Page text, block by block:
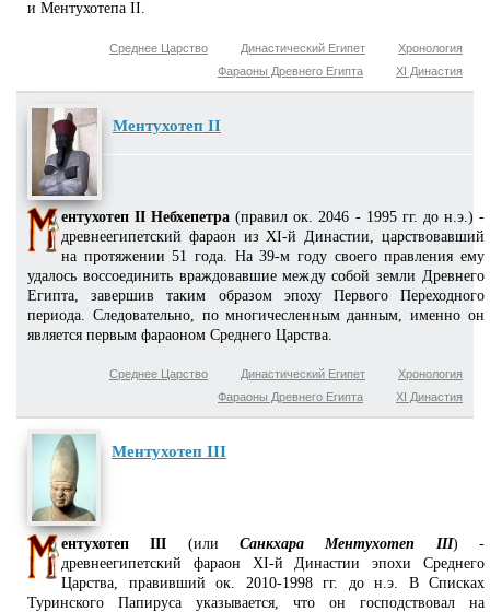
и Ментухотепа II.
Хронология
Династический Египет
Среднее Царство
XI Династия
Фараоны Древнего Египта
Ментухотеп II
ентухотеп II Небхепетра (правил ок. 2046 - 1995 гг. до н.э.) -
древнеегипетский фараон из XI-й Династии, царствовавший
на протяжении 51 года. На 39-м году своего правления ему
удалось воссоединить враждовавшие между собой земли Древнего
Египта, завершив таким образом эпоху Первого Переходного
периода. Следовательно, по многичесленным данным, именно он
является первым фараоном Среднего Царства.
Хронология
Династический Египет
Среднее Царство
XI Династия
Фараоны Древнего Египта
Ментухотеп III
ентухотеп III (илиСанкхара Ментухотеп III) -
древнеегипетский фараон XI-й Династии эпохи Среднего
Царства, правивший ок. 2010-1998 гг. до н.э. В Списках
Туринского Папируса указывается, что он господствовал на